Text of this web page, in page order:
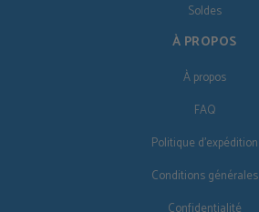
Soldes
À PROPOS
À propos
FAQ
Politique d'expédition
Conditions générales